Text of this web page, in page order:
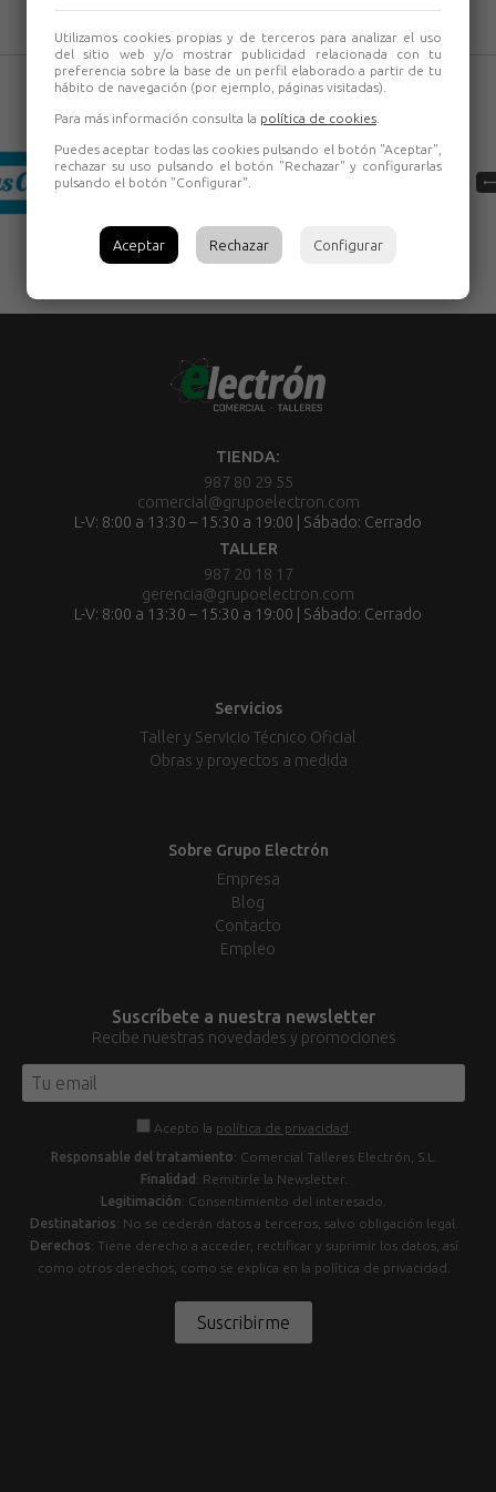
TIENDA:
987 80 29 55
comercial@grupoelectron.com
L-V: 8:00 a 13:30 – 15:30 a 19:00 | Sábado: Cerrado
TALLER
987 20 18 17
gerencia@grupoelectron.com
L-V: 8:00 a 13:30 – 15:30 a 19:00 | Sábado: Cerrado
Servicios
Taller y Servicio Técnico Oficial
Obras y proyectos a medida
Sobre Grupo Electrón
Empresa
Blog
Contacto
Empleo
Suscríbete a nuestra newsletter
Recibe nuestras novedades y promociones
Acepto la política de privacidad
Responsable del tratamiento: Comercial Talleres Electrón, S.L.
Finalidad : Remitirle la Newsletter.
Legitimación: Consentimiento del interesado.
Destinatarios: No se cederán datos a terceros, salvo obligación legal.
Derechos: Tiene derecho a acceder, rectificar y suprimir los datos, así
como otros derechos, como se explica en la política de privacidad.
Suscribirme
Utilizamos cookies propias y de terceros para analizar el uso
del sitio web y/o mostrar publicidad relacionada con tu
preferencia sobre la base de un perfil elaborado a partir de tu
hábito de navegación (por ejemplo, páginas visitadas).
Para más información consulta la política de cookies
Puedes aceptar todas las cookies pulsando el botón "Aceptar",
rechazar su uso pulsando el botón "Rechazar" y configurarlas
pulsando el botón "Configurar".
Aceptar Rechazar Configurar